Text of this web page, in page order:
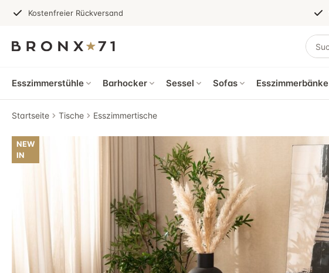
Kostenfreier Rückversand
Esszimmerstühle Barhocker Sessel Sofas Esszimmerbänke
Startseite Tische Esszimmertische
NEW
IN